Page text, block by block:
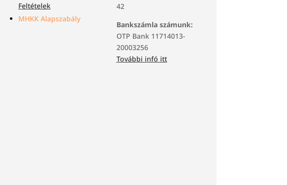
Feltételek
MHKK Alapszabály
42
Bankszámla számunk:
OTP Bank 11714013-
20003256
További infó itt